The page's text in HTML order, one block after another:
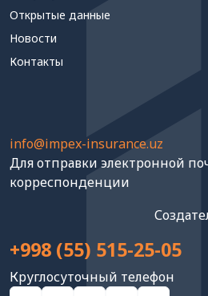
+998 (55) 515-25-05
Круглосуточный телефон
Открытые данные
Новости
Контакты
info@impex-insurance.uz
Для отправки электронной
корреспонденции